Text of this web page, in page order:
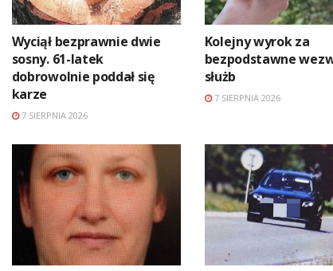
Wyciął bezprawnie dwie
sosny. 61-latek
dobrowolnie poddał się
karze
7 SIERPNIA 2026
Kolejny wyrok za
bezpodstawne
służb
7 SIERPNIA 2026